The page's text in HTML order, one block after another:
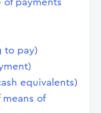
of payments
to pay)
equivalents)
of